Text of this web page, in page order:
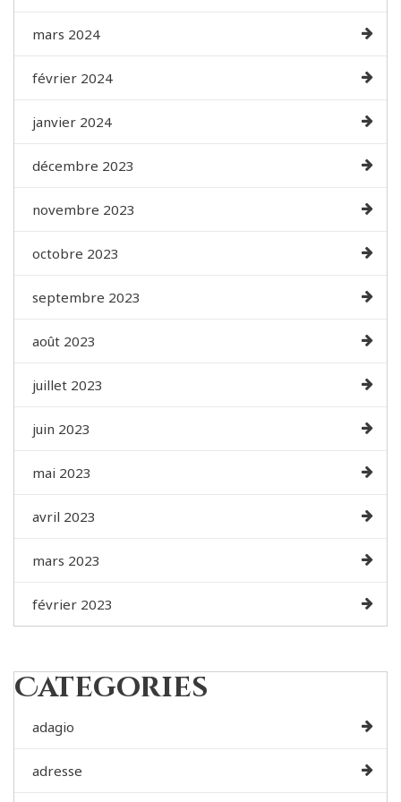
mars 2024
février 2024
janvier 2024
décembre 2023
novembre 2023
octobre 2023
septembre 2023
août 2023
juillet 2023
juin 2023
mai 2023
avril 2023
mars 2023
février 2023
Categories
adagio
adresse